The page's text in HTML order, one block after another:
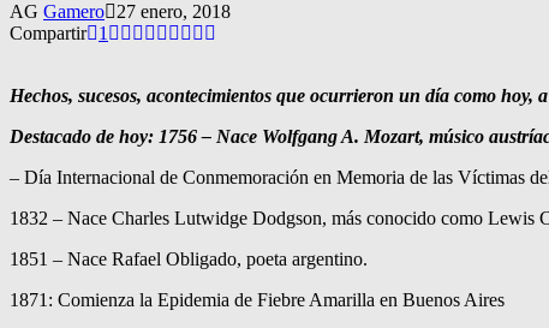
AG Gamero
27 enero, 2018
Compartir
1
Hechos, sucesos, acontecimientos que ocurrieron un día como hoy,
Destacado de hoy: 1756 – Nace Wolfgang A. Mozart, músico
– Día Internacional de Conmemoración en Memoria de las Víctimas
1832 – Nace Charles Lutwidge Dodgson, más conocido como Lewis
1851 – Nace Rafael Obligado, poeta argentino.
1871: Comienza la Epidemia de Fiebre Amarilla en Buenos Aires